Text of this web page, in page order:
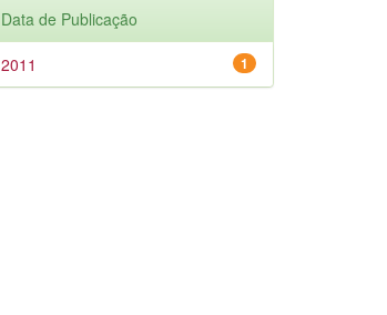
Data de Publicação
1
2011